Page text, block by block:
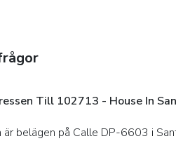
Vad Är Adressen Till
är belägen på Calle DP-6603 i